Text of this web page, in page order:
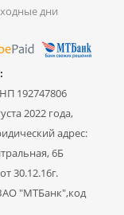
дни
192747806
2022 года,
адрес:
6Б
30.12.16г.
"МТБанк",код